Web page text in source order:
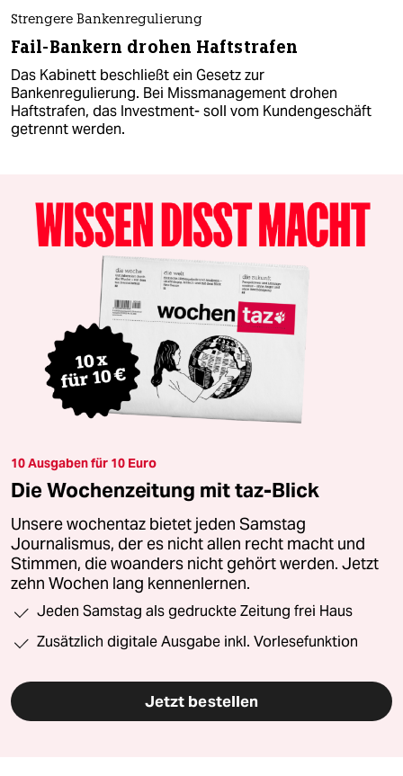
Strengere Bankenregulierung
Fail-Bankern drohen Haftstrafen
Das Kabinett beschließt ein Gesetz zur
Bankenregulierung. Bei Missmanagement drohen
Haftstrafen, das Investment- soll vom Kundengeschäft
getrennt werden.
10 Ausgaben für 10 Euro
Die Wochenzeitung mit taz-Blick
Unsere wochentaz bietet jeden Samstag
Journalismus, der es nicht allen recht macht und
Stimmen, die woanders nicht gehört werden. Jetzt
zehn Wochen lang kennenlernen.
Jeden Samstag als gedruckte Zeitung frei Haus
Zusätzlich digitale Ausgabe inkl. Vorlesefunktion
Jetzt bestellen